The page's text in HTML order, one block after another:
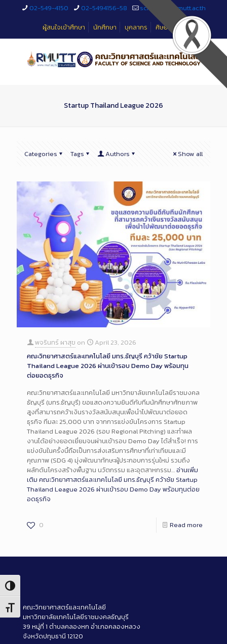
Toggle High Contrast
Toggle Font size
02-549-4150 02-5494156-58
sciteched@rmutt.ac.th
ผู้สนใจเข้าศึกษา
นักศึกษา บุคลากร ศิษย์เก่า
Startup Thailand League 2026
Categories Tags Authors Show all
พจรินทร์ ผาสุข on
April 23, 2026
คณะวิทยาศาสตร์และเทคโนโลยี มทร.ธัญบุรี คว้าชัย Startup
Thailand League 2026 ผ่านเข้ารอบ Demo Day พร้อมทุน
ต่อยอดธุรกิจ
คณะวิทยาศาสตร์และเทคโนโลยี มหาวิทยาลัยเทคโนโลยีราชมงคล
ธัญบุรี (มทร.ธัญบุรี) ขอแสดงความยินดีกับทีมนักศึกษาศักยภาพ
สูงที่สามารถคว้าเงินรางวัลสนับสนุนเพื่อนำไปพัฒนาต่อยอด
ธุรกิจ ทีมละ 25,000 บาท จากการแข่งขันโครงการ Startup
Thailand League 2026 (รอบ Regional Pitching) และทำผล
งานได้อย่างยอดเยี่ยมจนผ่านเข้ารอบ Demo Day ได้สำเร็จ! การ
แข่งขันในครั้งนี้ถือเป็นการส่งเสริมการศึกษาที่เท่าเทียมและมี
คุณภาพ (SDG 4) มุ่งพัฒนาทักษะผู้ประกอบการรุ่นใหม่ รวมถึง
ผลักดันโครงสร้างพื้นฐาน นวัตกรรม และอุตสาหกรรม…อ่านเพิ่ม
เติม คณะวิทยาศาสตร์และเทคโนโลยี มทร.ธัญบุรี คว้าชัย Startup
Thailand League 2026 ผ่านเข้ารอบ Demo Day พร้อมทุนต่อย
อดธุรกิจ
0 Read more
คณะวิทยาศาสตร์และเทคโนโลยี
มหาวิทยาลัยเทคโนโลยีราชมงคลธัญบุรี
39 หมู่ที่ 1 ตำบลคลองหก อำเภอคลองหลวง
จังหวัดปทุมธานี 12120